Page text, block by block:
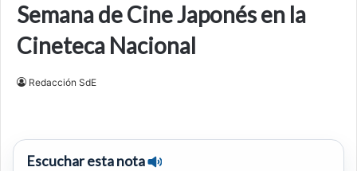
Semana de Cine Japonés en la
Cineteca Nacional
Redacción SdE
Escuchar esta nota